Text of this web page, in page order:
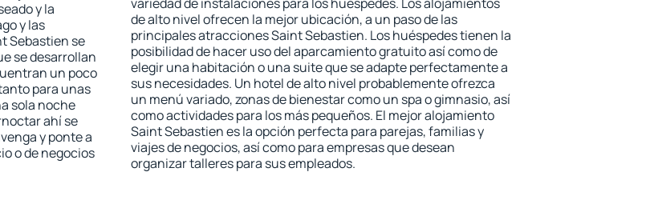
y la
y las
Sebastien se
se desarrollan
un poco
para unas
sola noche
ahí se
y ponte a
o de negocios
de alto nivel ofrecen la mejor ubicación, a un paso de las
principales atracciones Saint Sebastien. Los huéspedes tienen la
posibilidad de hacer uso del aparcamiento gratuito así como de
elegir una habitación o una suite que se adapte perfectamente a
sus necesidades. Un hotel de alto nivel probablemente ofrezca
un menú variado, zonas de bienestar como un spa o gimnasio, así
como actividades para los más pequeños. El mejor alojamiento
Saint Sebastien es la opción perfecta para parejas, familias y
viajes de negocios, así como para empresas que desean
organizar talleres para sus empleados.